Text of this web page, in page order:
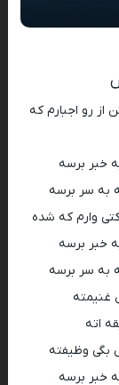
از رو اجبارم که
خبر برسه
به سر برسه
وارم که شده
خبر برسه
به سر برسه
غنیمته
اته
وظیفته
خبر برسه